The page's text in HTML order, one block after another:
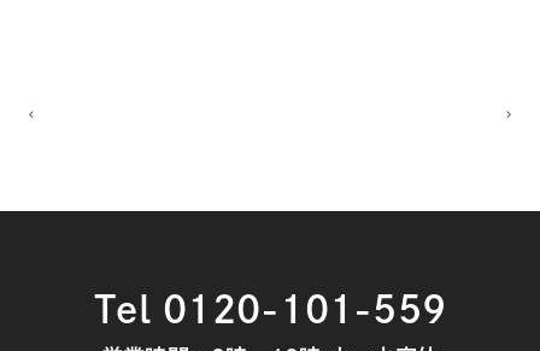
Tel 0120-101-559